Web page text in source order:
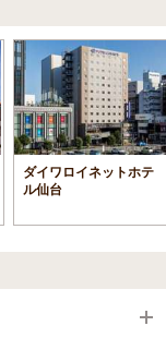
ダイワロイネットホテ
ル仙台